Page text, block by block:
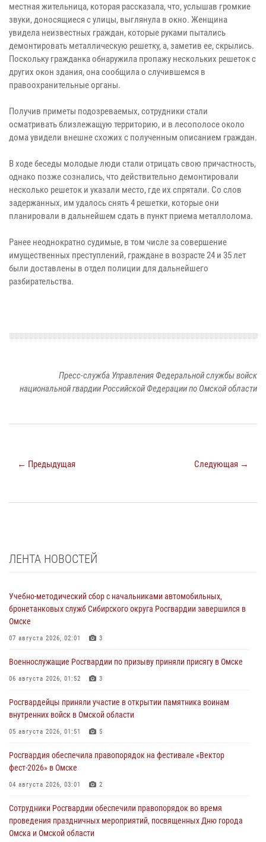
местная жительница, которая рассказала, что, услышав громкие
звуки, доносящиеся с улицы, выглянула в окно. Женщина
увидела неизвестных граждан, которые руками пытались
демонтировать металлическую решетку, а, заметив ее, скрылись.
Поскольку гражданка обнаружила пропажу нескольких решеток с
других окон здания, она сообщила о случившемся в
правоохранительные органы.
Получив приметы подозреваемых, сотрудники стали
осматривать близлежащую территорию, и в лесополосе около
дома увидели внешне схожих с полученным описанием граждан.
В ходе беседы молодые люди стали отрицать свою причастность,
однако позже сознались, что действительно демонтировали
несколько решеток и указали место, где их спрятали. Со слов
задержанных, им удалось снять 4 решетки, которые они
планировали в дальнейшем сдать в пункт приема металлолома.
Ранее неоднократно судимые, в том числе за совершение
имущественных преступлений, граждане в возрасте 24 и 35 лет
были доставлены в отдел полиции для дальнейшего
разбирательства.
Пресс-служба Управления Федеральной службы войск
национальной гвардии Российской Федерации по Омской области
← Предыдущая Следующая →
ЛЕНТА НОВОСТЕЙ
Учебно-методический сбор с начальниками автомобильных,
бронетанковых служб Сибирского округа Росгвардии завершился в
Омске
07 августа 2026, 02:01 3
Военнослужащие Росгвардии по призыву приняли присягу в Омске
06 августа 2026, 01:52 3
Росгвардейцы приняли участие в открытии памятника воинам
внутренних войск в Омской области
05 августа 2026, 01:51 5
Росгвардия обеспечила правопорядок на фестивале «Вектор
фест-2026» в Омске
04 августа 2026, 03:01 2
Сотрудники Росгвардии обеспечили правопорядок во время
проведения праздничных мероприятий, посвященных Дню города
Омска и Омской области